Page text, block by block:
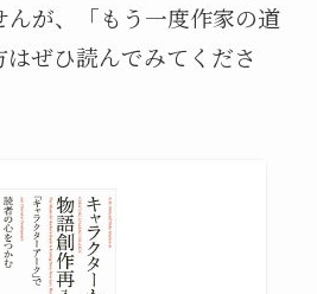
んが、「もう一度作家の道
ぜひ読んでみてくださ